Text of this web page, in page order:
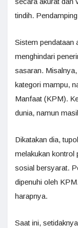
tindih.
Sistem pendataan
menghindari
sasaran.
kategori mampu,
Manfaat (KPM).
dunia, namun
Dikatakan dia,
melakukan kontrol
sosial bersyarat.
dipenuhi oleh
harapnya.
Saat ini,